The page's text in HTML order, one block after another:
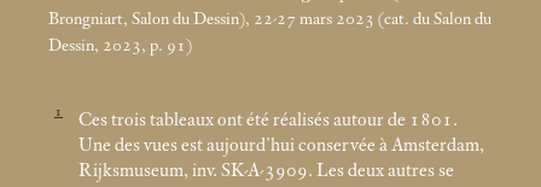
Brongniart, Salon du Dessin), 22-27 mars 2023 (cat. du Salon du
Dessin, 2023, p. 91)
1
Ces trois tableaux ont été réalisés autour de 1801.
Une des vues est aujourd’hui conservée à Amsterdam,
Rijksmuseum, inv. SK-A-3909. Les deux autres se